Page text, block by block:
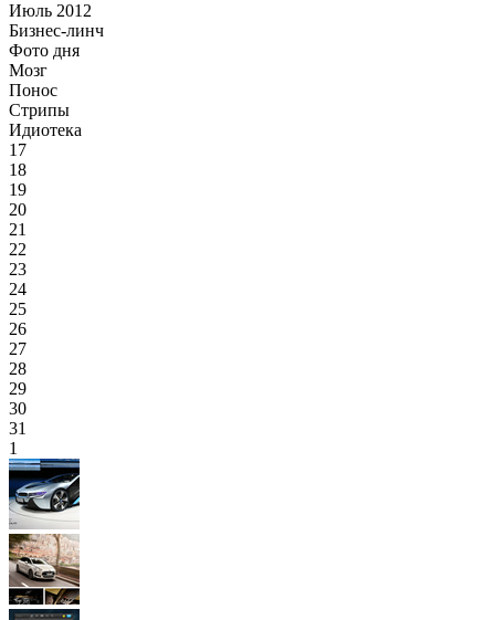
Июль 2012
Бизнес-линч
Фото дня
Мозг
Понос
Стрипы
Идиотека
17
18
19
20
21
22
23
24
25
26
27
28
29
30
31
1